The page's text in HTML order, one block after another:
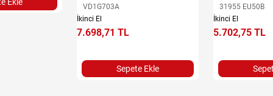
VD1G703A
İkinci El
7.698,71 TL
Sepete Ekle
31955 EU50B
İkinci El
5.702,75 TL